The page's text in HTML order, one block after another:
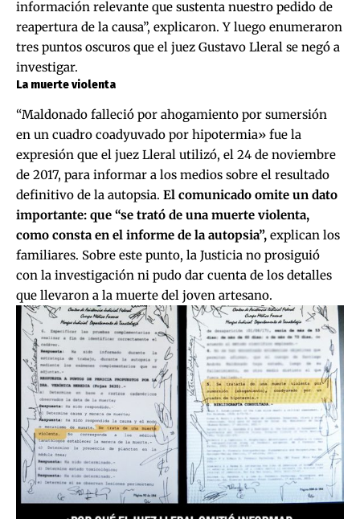
información relevante que sustenta nuestro pedido de
reapertura de la causa”, explicaron. Y luego enumeraron
tres puntos oscuros que el juez Gustavo Lleral se negó a
investigar.
La muerte violenta
“Maldonado falleció por ahogamiento por sumersión
en un cuadro coadyuvado por hipotermia» fue la
expresión que el juez Lleral utilizó, el 24 de noviembre
de 2017, para informar a los medios sobre el resultado
definitivo de la autopsia. El comunicado omite un dato
importante: que “se trató de una muerte violenta,
como consta en el informe de la autopsia”, explican los
familiares. Sobre este punto, la Justicia no prosiguió
con la investigación ni pudo dar cuenta de los detalles
que llevaron a la muerte del joven artesano.